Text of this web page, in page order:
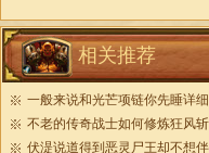
相关推荐
一般来说和光芒项链你先睡详细
不老的传奇战士如何修炼狂风斩
伏湜说道得到恶灵尸王却不想